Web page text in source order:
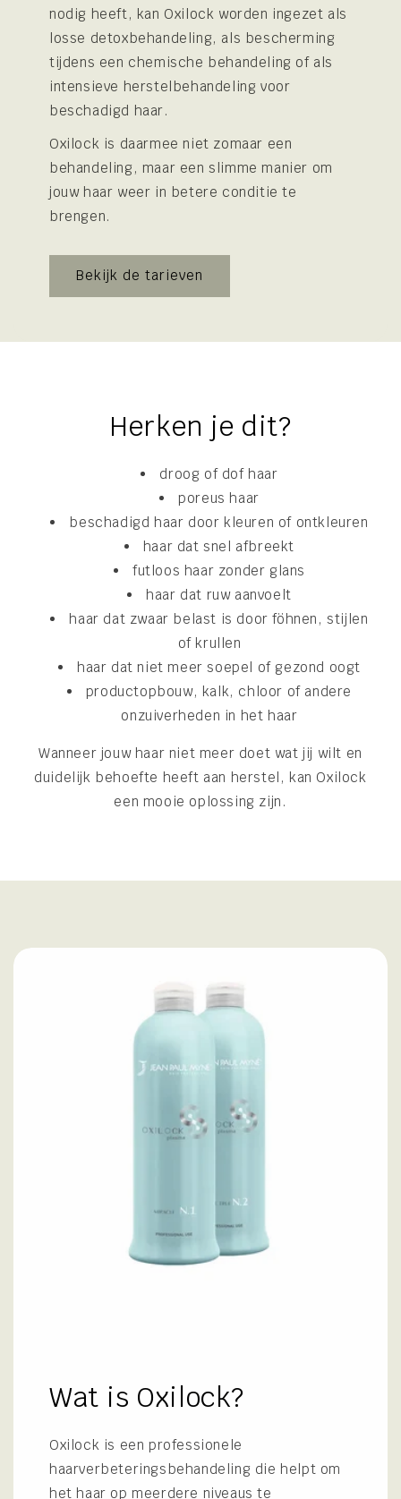
nodig heeft, kan Oxilock worden ingezet als
losse detoxbehandeling, als bescherming
tijdens een chemische behandeling of als
intensieve herstelbehandeling voor
beschadigd haar.
Oxilock is daarmee niet zomaar een
behandeling, maar een slimme manier om
jouw haar weer in betere conditie te
brengen.
Bekijk de tarieven
Herken je dit?
droog of dof haar
poreus haar
beschadigd haar door kleuren of ontkleuren
haar dat snel afbreekt
futloos haar zonder glans
haar dat ruw aanvoelt
haar dat zwaar belast is door föhnen, stijlen
of krullen
haar dat niet meer soepel of gezond oogt
productopbouw, kalk, chloor of andere
onzuiverheden in het haar
Wanneer jouw haar niet meer doet wat jij wilt en
duidelijk behoefte heeft aan herstel, kan Oxilock
een mooie oplossing zijn.
Wat is Oxilock?
Oxilock is een professionele
haarverbeteringsbehandeling die helpt om
het haar op meerdere niveaus te